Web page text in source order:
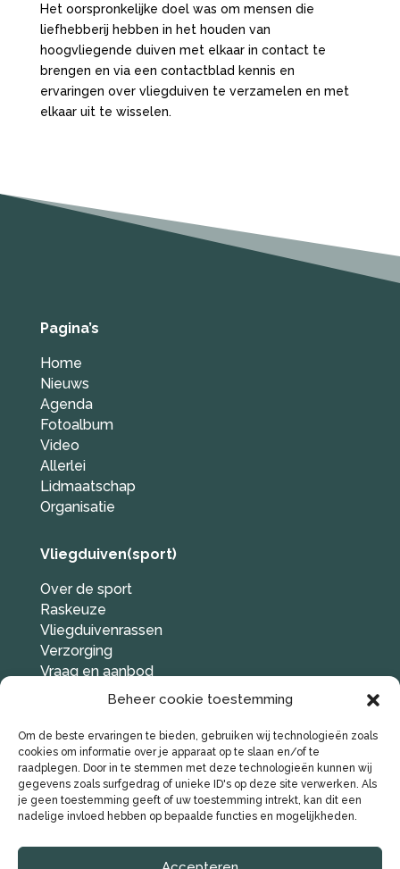
Beheer cookie toestemming
Om de beste ervaringen te bieden, gebruiken wij technologieën zoals
cookies om informatie over je apparaat op te slaan en/of te
raadplegen. Door in te stemmen met deze technologieën kunnen wij
gegevens zoals surfgedrag of unieke ID's op deze site verwerken. Als
je geen toestemming geeft of uw toestemming intrekt, kan dit een
nadelige invloed hebben op bepaalde functies en mogelijkheden.
Het oorspronkelijke doel was om mensen die
liefhebberij hebben in het houden van
hoogvliegende duiven met elkaar in contact te
brengen en via een contactblad kennis en
ervaringen over vliegduiven te verzamelen en met
elkaar uit te wisselen.
Pagina’s
Home
Nieuws
Agenda
Fotoalbum
Video
Allerlei
Lidmaatschap
Organisatie
Vliegduiven(sport)
Over de sport
Raskeuze
Vliegduivenrassen
Verzorging
Vraag en aanbod
Duif gevonden?
Social media